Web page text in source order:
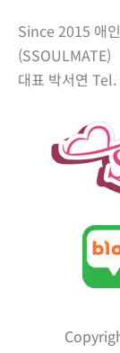
Since 2015 애
(SSOULMATE)
대표 박서연